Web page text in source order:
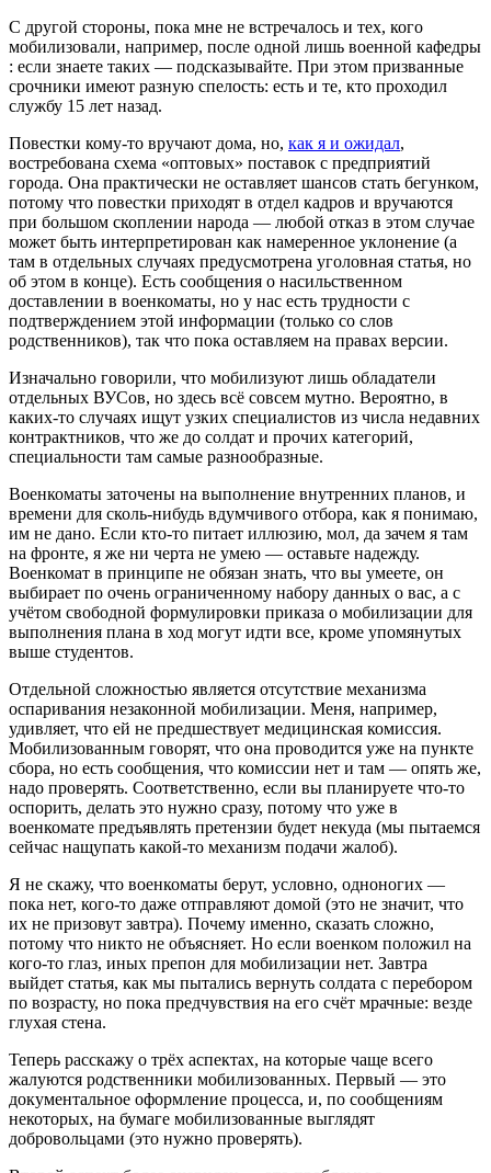
С другой стороны, пока мне не встречалось и тех, кого
мобилизовали, например, после одной лишь военной кафедры
: если знаете таких — подсказывайте. При этом призванные
срочники имеют разную спелость: есть и те, кто проходил
службу 15 лет назад.
Повестки кому-то вручают дома, но, как я и ожидал,
востребована схема «оптовых» поставок с предприятий
города. Она практически не оставляет шансов стать бегунком,
потому что повестки приходят в отдел кадров и вручаются
при большом скоплении народа — любой отказ в этом случае
может быть интерпретирован как намеренное уклонение (а
там в отдельных случаях предусмотрена уголовная статья, но
об этом в конце). Есть сообщения о насильственном
доставлении в военкоматы, но у нас есть трудности с
подтверждением этой информации (только со слов
родственников), так что пока оставляем на правах версии.
Изначально говорили, что мобилизуют лишь обладатели
отдельных ВУСов, но здесь всё совсем мутно. Вероятно, в
каких-то случаях ищут узких специалистов из числа недавних
контрактников, что же до солдат и прочих категорий,
специальности там самые разнообразные.
Военкоматы заточены на выполнение внутренних планов, и
времени для сколь-нибудь вдумчивого отбора, как я понимаю,
им не дано. Если кто-то питает иллюзию, мол, да зачем я там
на фронте, я же ни черта не умею — оставьте надежду.
Военкомат в принципе не обязан знать, что вы умеете, он
выбирает по очень ограниченному набору данных о вас, а с
учётом свободной формулировки приказа о мобилизации для
выполнения плана в ход могут идти все, кроме упомянутых
выше студентов.
Отдельной сложностью является отсутствие механизма
оспаривания незаконной мобилизации. Меня, например,
удивляет, что ей не предшествует медицинская комиссия.
Мобилизованным говорят, что она проводится уже на пункте
сбора, но есть сообщения, что комиссии нет и там — опять же,
надо проверять. Соответственно, если вы планируете что-то
оспорить, делать это нужно сразу, потому что уже в
военкомате предъявлять претензии будет некуда (мы пытаемся
сейчас нащупать какой-то механизм подачи жалоб).
Я не скажу, что военкоматы берут, условно, одноногих —
пока нет, кого-то даже отправляют домой (это не значит, что
их не призовут завтра). Почему именно, сказать сложно,
потому что никто не объясняет. Но если военком положил на
кого-то глаз, иных препон для мобилизации нет. Завтра
выйдет статья, как мы пытались вернуть солдата с перебором
по возрасту, но пока предчувствия на его счёт мрачные: везде
глухая стена.
Теперь расскажу о трёх аспектах, на которые чаще всего
жалуются родственники мобилизованных. Первый — это
документальное оформление процесса, и, по сообщениям
некоторых, на бумаге мобилизованные выглядят
добровольцами (это нужно проверять).